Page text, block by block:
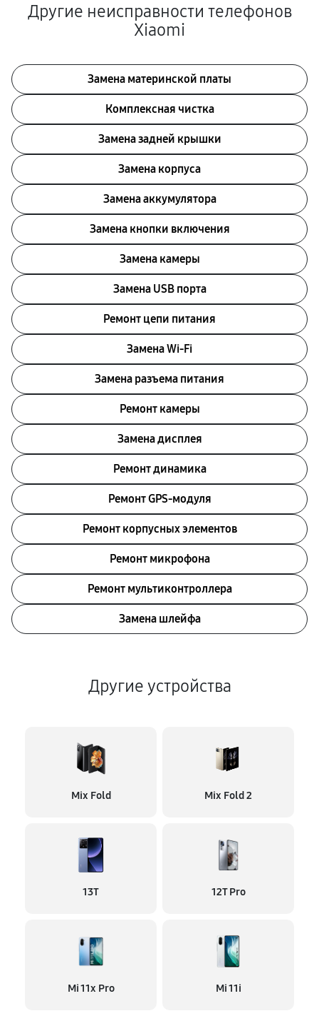
Другие неисправности телефонов
Xiaomi
Замена материнской платы
Комплексная чистка
Замена задней крышки
Замена корпуса
Замена аккумулятора
Замена кнопки включения
Замена камеры
Замена USB порта
Ремонт цепи питания
Замена Wi-Fi
Замена разъема питания
Ремонт камеры
Замена дисплея
Ремонт динамика
Ремонт GPS-модуля
Ремонт корпусных элементов
Ремонт микрофона
Ремонт мультиконтроллера
Замена шлейфа
Другие устройства
Mix Fold Mix Fold 2
13T 12T Pro
Mi 11x Pro Mi 11i